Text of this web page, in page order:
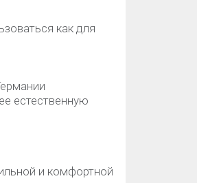
как для
естественную
и комфортной